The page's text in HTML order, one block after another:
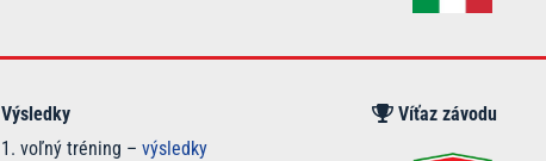
Výsledky
1. voľný tréning – výsledky
Víťaz závodu